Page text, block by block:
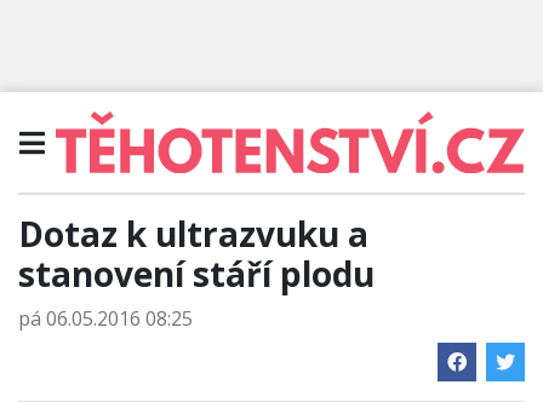
Dotaz k ultrazvuku a
stanovení stáří plodu
pá 06.05.2016 08:25